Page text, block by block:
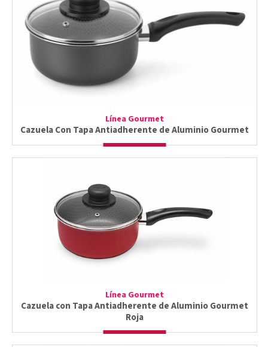
Línea Gourmet
Cazuela Con Tapa Antiadherente de Aluminio Gourmet
Línea Gourmet
Cazuela con Tapa Antiadherente de Aluminio Gourmet
Roja